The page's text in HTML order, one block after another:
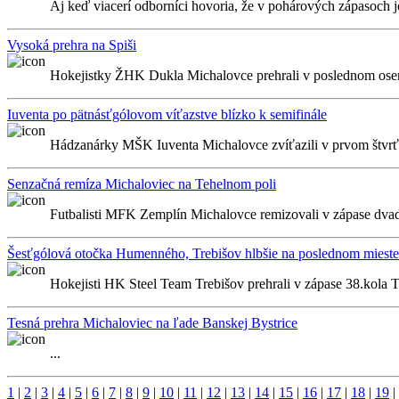
Aj keď viacerí odborníci hovoria, že v pohárových zápasoch
Vysoká prehra na Spiši
Hokejistky ŽHK Dukla Michalovce prehrali v poslednom
Iuventa po pätnásťgólovom víťazstve blízko k semifinále
Hádzanárky MŠK Iuventa Michalovce zvíťazili v prvom
Senzačná remíza Michaloviec na Tehelnom poli
Futbalisti MFK Zemplín Michalovce remizovali v zápase
Šesťgólová otočka Humenného, Trebišov hlbšie na poslednom mieste
Hokejisti HK Steel Team Trebišov prehrali v zápase
Tesná prehra Michaloviec na ľade Banskej Bystrice
...
1 | 2 | 3 | 4 | 5 | 6 | 7 | 8 | 9 | 10 | 11 | 12 | 13 | 14 | 15 | 16 | 17 | 18 | 19 |